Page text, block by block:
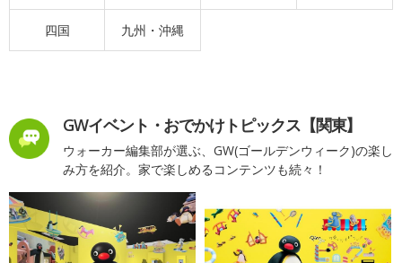
四国 九州・沖縄
GWイベント・おでかけトピックス【関東】
ウォーカー編集部が選ぶ、GW(ゴールデンウィーク)の楽し
み方を紹介。家で楽しめるコンテンツも続々！